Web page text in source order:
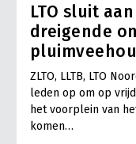
LTO sluit
dreigende
ZLTO, LLTB, LTO
leden op om op
het voorplein van
komen…